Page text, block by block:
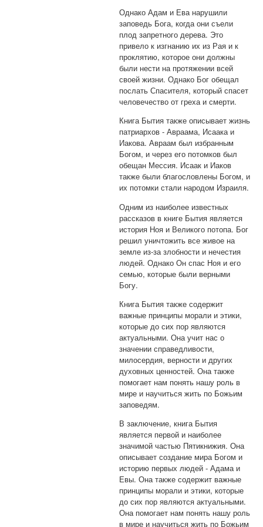
Однако Адам и Ева нарушили
заповедь Бога, когда они съели
плод запретного дерева. Это
привело к изгнанию их из Рая и к
проклятию, которое они должны
были нести на протяжении всей
своей жизни. Однако Бог обещал
послать Спасителя, который спасет
человечество от греха и смерти.
Книга Бытия также описывает жизнь
патриархов - Авраама, Исаака и
Иакова. Авраам был избранным
Богом, и через его потомков был
обещан Мессия. Исаак и Иаков
также были благословлены Богом, и
их потомки стали народом Израиля.
Одним из наиболее известных
рассказов в книге Бытия является
история Ноя и Великого потопа. Бог
решил уничтожить все живое на
земле из-за злобности и нечестия
людей. Однако Он спас Ноя и его
семью, которые были верными
Богу.
Книга Бытия также содержит
важные принципы морали и этики,
которые до сих пор являются
актуальными. Она учит нас о
значении справедливости,
милосердия, верности и других
духовных ценностей. Она также
помогает нам понять нашу роль в
мире и научиться жить по Божьим
заповедям.
В заключение, книга Бытия
является первой и наиболее
значимой частью Пятикнижия. Она
описывает создание мира Богом и
историю первых людей - Адама и
Евы. Она также содержит важные
принципы морали и этики, которые
до сих пор являются актуальными.
Она помогает нам понять нашу роль
в мире и научиться жить по Божьим